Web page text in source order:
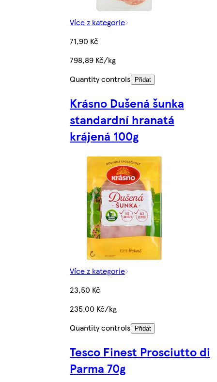
Více z kategorie
71,90 Kč
798,89 Kč/kg
Quantity controls
Přidat
Krásno Dušená šunka
standardní hranatá
krájená 100g
Více z kategorie
23,50 Kč
235,00 Kč/kg
Quantity controls
Přidat
Tesco Finest Prosciutto di
Parma 70g